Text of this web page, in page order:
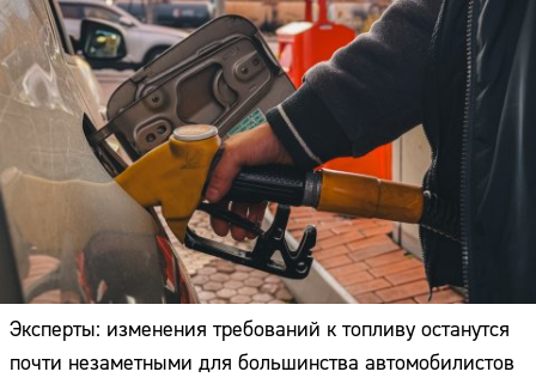
Эксперты: изменения требований к топливу останутся
почти незаметными для большинства автомобилистов